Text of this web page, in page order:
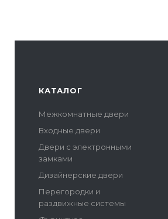
КАТАЛОГ
Межкомнатные двери
Входные двери
Двери с электронными
замками
Дизайнерские двери
Перегородки и
раздвижные системы